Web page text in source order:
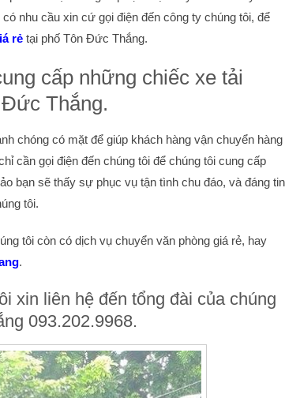
nhu cầu xin cứ gọi điện đến công ty chúng tôi, để
rẻ tại phố Tôn Đức Thắng.
cấp những chiếc xe tải
Thắng.
chóng có mặt để giúp khách hàng vận chuyển hàng
cần gọi điện đến chúng tôi để chúng tôi cung cấp
bạn sẽ thấy sự phục vụ tận tình chu đáo, và đáng tin
tôi.
tôi còn có dịch vụ chuyển văn phòng giá rẻ, hay
.
xin liên hệ đến tổng đài của chúng
093.202.9968.